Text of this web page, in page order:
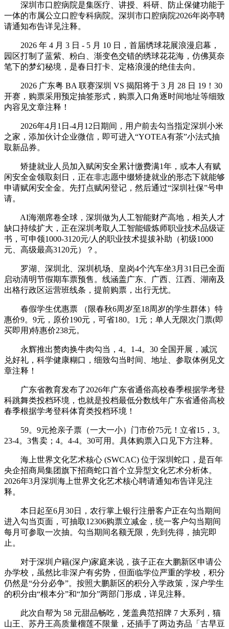
深圳市口腔病院是集医疗、讲授、科研、防止保健功能于
一体的市属公立口腔专科病院。深圳市口腔病院2026年岗亭聘
请通知布告详见注释。
2026 年 4 月 3 日 - 5 月 10 日，首届绣球花展浪漫启幕，
园区打制了蓝紫、粉白、渐变色交错的绣球花花海，仿佛莫奈
笔下的梦幻秘境，是春日打卡、定格浪漫的绝佳去向。
2026 广东粤 BA 联赛深圳 VS 揭阳将于 3 月 28 日 19！30
开赛，购票采用预定抽签形式，购票入口角逐时间地址等细致
内容见文章注释！
2026年4月1日-4月12日期间，用户前去勾当指定深圳小米
之家，添加伙计企业微信，即可进入“YOTEA有茶”小法式抽
取新品券。
矫捷就业人员加入赋闲安全累计缴费满1年，或本人有赋
闲安全金领取刻日，正在非志愿中缀矫捷就业的形态下就能够
申请赋闲安全金。先打点赋闲登记，然后通过“深圳社保”号申
请。
AI海潮席卷全球，深圳做为人工智能财产高地，相关人才
缺口持续扩大，正在深圳考取人工智能锻炼师职业技术品级证
书，可申领1000-3120元/人的职业技术提拔补助（初级1000
元、高级最高3120元）？。
罗湖、深圳北、深圳机场、皇岗4个汽车坐3月31日已全面
启动清明节假期车票预售。线涵盖广东、广西、江西、湖南及
出格行政区运营班线条，提前购票，出行无忧。
春假学生优惠票 （限春秋6周岁至18周岁的学生群体）特
惠价9。9元，原价190元，可省180。1元；单人无限次门票(即
买即用)特惠价238元。
永辉推出赘肉换牛肉勾当，4。1-4。30 全国开展，减沉
兑好礼，科学健康糊口，细致勾当时间、地址、参取体例见文
章注释！
广东省教育发布了2026年广东省通俗高校春季根据学考登
科跳舞类投档环境，也就是投档最低分数线年广东省通俗高校
春季根据学考登科体育类投档环境！
59。9元抢亲子票（一大一小）门市价75元！立省15，3。
23-4。3售卖；4。4-4。30可用。具体购票入口见下方注释。
海上世界文化艺术核心 (SWCAC) 位于深圳蛇口，是百年
央企招商局集团旗下招商蛇口首个立异型文化艺术分析体。
2026年3月深圳海上世界文化艺术核心聘请通知布告详见注
释。
本日起至6月30日，农行掌上银行注册客户正在勾当期间
进入勾当页面，可抽取12306购票立减金，统一客户勾当期间
每月可参取一次抽。勾当期间名额无限，先到先得，抽完即
止。
对于深圳户籍(深户)家庭来说，孩子正在大鹏新区申请公
办学校，虽然比非深户有劣势，但面临学位严重的学校，积分
仍然是“分分必争”。按照大鹏新区的积分入学政策，深户学生
的积分由“根本分”和“加分”两部门形成，详见注释。
此次自帮为 58 元甜品畅吃，笼盖典范招牌 7 大系列，猫
山王、苏丹王高质量榴莲不限量，还插手了两边夯品「古早豆